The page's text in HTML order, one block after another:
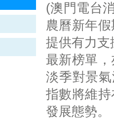
(澳門電台
農曆新年
提供有力
最新榜單
淡季對景
指數將維持
發展態勢。